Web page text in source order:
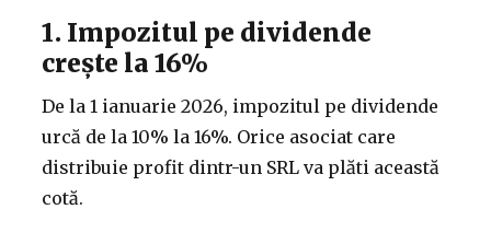
1. Impozitul pe dividende
crește la 16%
De la 1 ianuarie 2026, impozitul pe dividende
urcă de la 10% la 16%. Orice asociat care
distribuie profit dintr-un SRL va plăti această
cotă.